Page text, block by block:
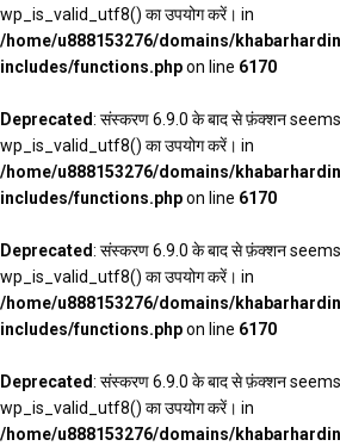
wp_is_valid_utf8() का उपयोग करें। in
/home/u888153276/domains/
includes/functions.phpon line 6170
Deprecated: संस्करण 6.9.0 के बाद से फ़ंक्शन
wp_is_valid_utf8() का उपयोग करें। in
/home/u888153276/domains/
includes/functions.phpon line 6170
Deprecated: संस्करण 6.9.0 के बाद से फ़ंक्शन
wp_is_valid_utf8() का उपयोग करें। in
/home/u888153276/domains/
includes/functions.phpon line 6170
Deprecated: संस्करण 6.9.0 के बाद से फ़ंक्शन
wp_is_valid_utf8() का उपयोग करें। in
/home/u888153276/domains/